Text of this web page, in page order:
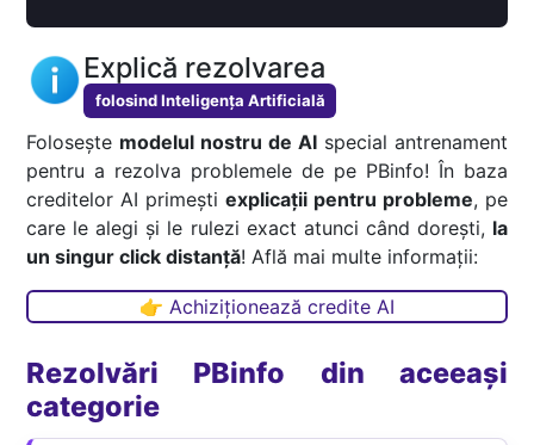
Explică rezolvarea
folosind Inteligența Artificială
Folosește modelul nostru de AIspecial antrenament
pentru a rezolva problemele de pe PBinfo! În baza
creditelor AI primești explicații pentru probleme, pe
care le alegi și le rulezi exact atunci când dorești, la
un singur click distanță! Află mai multe informații:
👉 Achiziționează credite AI
Rezolvări PBinfo din aceeași
categorie